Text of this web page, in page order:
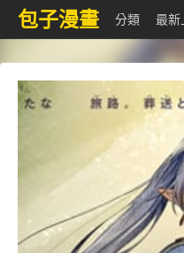
包子漫畫 分類 最新